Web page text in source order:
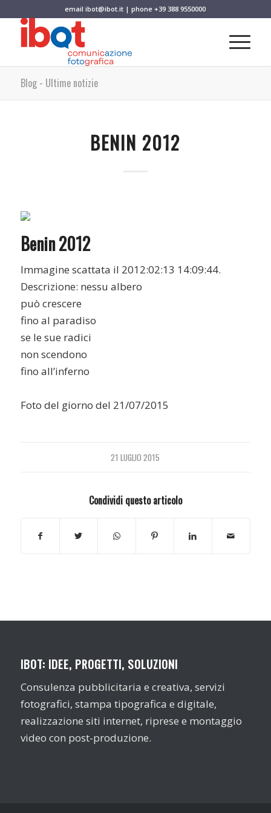
emailibot@ibot.it | phone+39 388 9550000
Blog - Ultime notizie
BENIN 2012
Benin 2012
Immagine scattata il 2012:02:13 14:09:44.
Descrizione: nessu albero
può crescere
fino al paradiso
se le sue radici
non scendono
fino all’inferno
Foto del giorno del 21/07/2015
21 LUGLIO 2015
Condividi questo articolo
IBOT: IDEE, PROGETTI, SOLUZIONI
Consulenza pubblicitaria e creativa, servizi
fotografici, stampa tipografica e digitale,
realizzazione siti internet, riprese e montaggio
video con post-produzione.